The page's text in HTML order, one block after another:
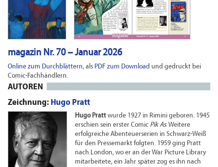
magazin Nr. 70 – Januar 2026
Online zum Durchblättern, als PDF zum Download und gedruckt bei
Comic-Fachhändlern.
AUTOREN
Zeichnung: Hugo Pratt
Hugo Pratt wurde 1927 in Rimini geboren. 1945
erschien sein erster Comic Pik As. Weitere
erfolgreiche Abenteuerserien in Schwarz-Weiß
für den Pressemarkt folgten. 1959 ging Pratt
nach London, wo er an der War Picture Library
mitarbeitete, ein Jahr später zog es ihn nach